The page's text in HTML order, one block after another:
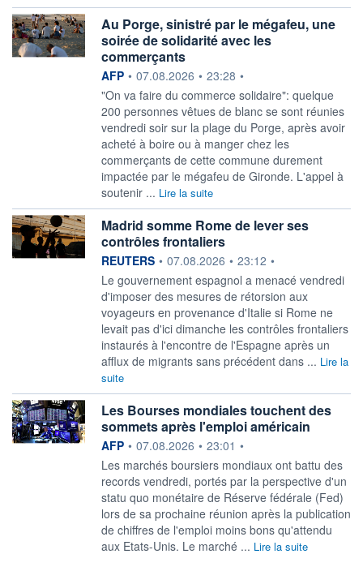
Au Porge, sinistré par le mégafeu, une
soirée de solidarité avec les
commerçants
information fournie par
AFP • 07.08.2026 • 23:28 •
"On va faire du commerce solidaire": quelque
200 personnes vêtues de blanc se sont réunies
vendredi soir sur la plage du Porge, après avoir
acheté à boire ou à manger chez les
commerçants de cette commune durement
impactée par le mégafeu de Gironde. L'appel à
soutenir ... Lire la suite
Madrid somme Rome de lever ses
contrôles frontaliers
information fournie par
REUTERS • 07.08.2026 • 23:12 •
Le gouvernement espagnol a menacé vendredi
‌d'imposer des mesures de rétorsion aux
voyageurs en provenance d'Italie si Rome ne
levait ​pas d'ici dimanche les contrôles frontaliers
instaurés à l'encontre de l'Espagne après un
afflux de migrants sans précédent dans ... Lire la
suite
Les Bourses mondiales touchent des
sommets après l'emploi américain
information fournie par
AFP • 07.08.2026 • 23:01 •
Les marchés boursiers mondiaux ont battu des
records vendredi, portés par la perspective d'un
statu quo monétaire de Réserve fédérale (Fed)
lors de sa prochaine réunion après la publication
de chiffres de l'emploi moins bons qu'attendu
aux Etats-Unis. Le marché ... Lire la suite